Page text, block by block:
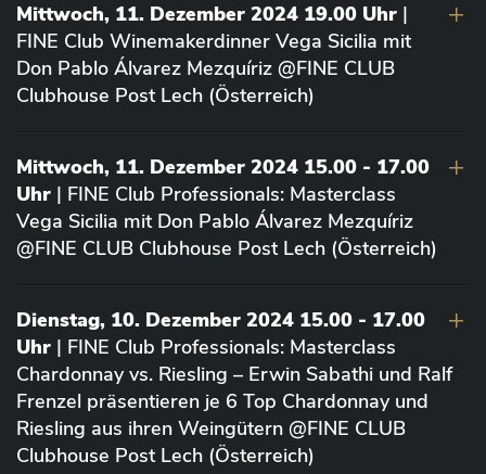
Mittwoch, 11. Dezember 2024 19.00 Uhr |
FINE Club Winemakerdinner Vega Sicilia mit
Don Pablo Álvarez Mezquíriz @FINE CLUB
Clubhouse Post Lech (Österreich)
Mittwoch, 11. Dezember 2024 15.00 - 17.00
Uhr | FINE Club Professionals: Masterclass
Vega Sicilia mit Don Pablo Álvarez Mezquíriz
@FINE CLUB Clubhouse Post Lech (Österreich)
Dienstag, 10. Dezember 2024 15.00 - 17.00
Uhr | FINE Club Professionals: Masterclass
Chardonnay vs. Riesling – Erwin Sabathi und Ralf
Frenzel präsentieren je 6 Top Chardonnay und
Riesling aus ihren Weingütern @FINE CLUB
Clubhouse Post Lech (Österreich)